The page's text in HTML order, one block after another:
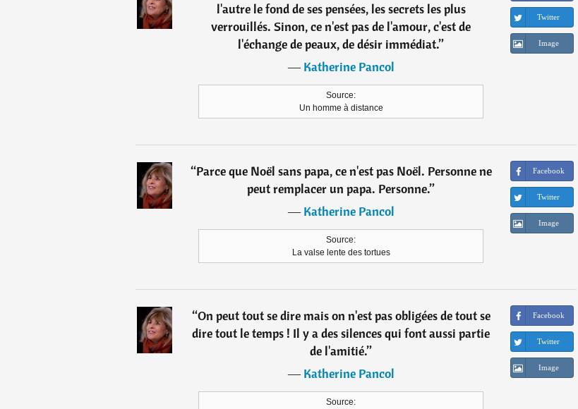
l'autre le fond de ses pensées, les secrets les plus
verrouillés. Sinon, ce n'est pas de l'amour, c'est de
l'échange de peaux, de désir immédiat.”
―Katherine Pancol
Source:
Un homme à distance
Twitter
Image
“Parce que Noël sans papa, ce n'est pas Noël. Personne ne
peut remplacer un papa. Personne.”
―Katherine Pancol
Source:
La valse lente des tortues
Facebook
Twitter
Image
“On peut tout se dire mais on n'est pas obligées de tout se
dire tout le temps ! Il y a des silences qui font aussi partie
de l'amitié.”
―Katherine Pancol
Source:
Facebook
Twitter
Image